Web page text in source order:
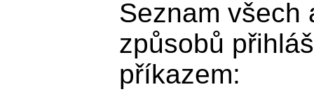
Seznam všech
způsobů
příkazem: